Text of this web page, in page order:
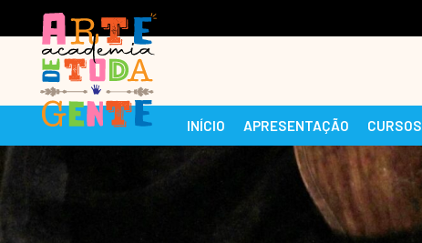
INÍCIO APRESENTAÇÃO CURSOS